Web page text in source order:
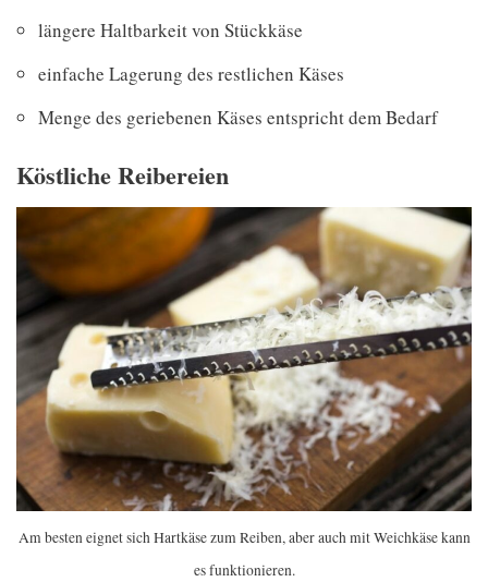
längere Haltbarkeit von Stückkäse
einfache Lagerung des restlichen Käses
Menge des geriebenen Käses entspricht dem Bedarf
Köstliche Reibereien
Am besten eignet sich Hartkäse zum Reiben, aber auch mit Weichkäse kann
es funktionieren.